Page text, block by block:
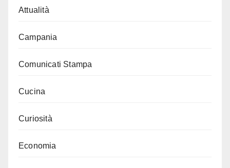
Attualità
Campania
Comunicati Stampa
Cucina
Curiosità
Economia